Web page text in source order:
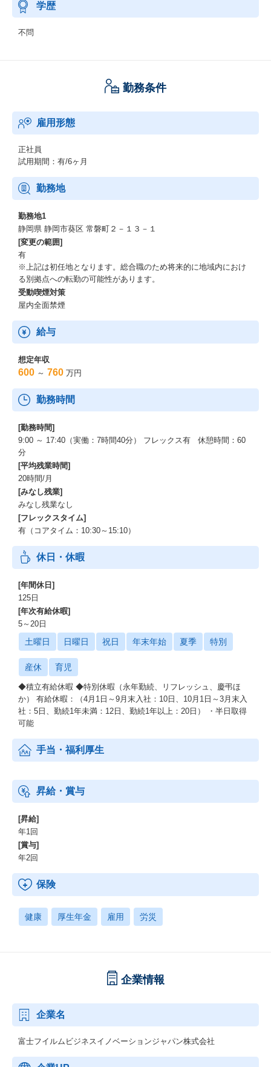
学歴
不問
勤務条件
雇用形態
正社員
試用期間：有/6ヶ月
勤務地
勤務地1
静岡県 静岡市葵区 常磐町２－１３－１
[変更の範囲]
有
※上記は初任地となります。総合職のため将来的に地域内におけ
る別拠点への転勤の可能性があります。
受動喫煙対策
屋内全面禁煙
給与
想定年収
600 ～ 760 万円
勤務時間
[勤務時間]
9:00 ～ 17:40（実働：7時間40分） フレックス有 休憩時間：60
分
[平均残業時間]
20時間/月
[みなし残業]
みなし残業なし
[フレックスタイム]
有（コアタイム：10:30～15:10）
休日・休暇
[年間休日]
125日
[年次有給休暇]
5～20日
土曜日 日曜日 祝日 年末年始 夏季 特別
産休 育児
◆積立有給休暇 ◆特別休暇（永年勤続、リフレッシュ、慶弔ほ
か） 有給休暇：（4月1日～9月末入社：10日、10月1日～3月末入
社：5日、勤続1年未満：12日、勤続1年以上：20日） ・半日取得
可能
手当・福利厚生
昇給・賞与
[昇給]
年1回
[賞与]
年2回
保険
健康 厚生年金 雇用 労災
企業情報
企業名
富士フイルムビジネスイノベーションジャパン株式会社